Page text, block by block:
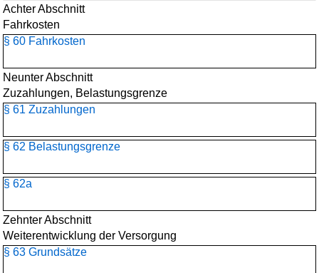
Achter Abschnitt
Fahrkosten
§ 60 Fahrkosten
Neunter Abschnitt
Zuzahlungen, Belastungsgrenze
§ 61 Zuzahlungen
§ 62 Belastungsgrenze
§ 62a
Zehnter Abschnitt
Weiterentwicklung der Versorgung
§ 63 Grundsätze